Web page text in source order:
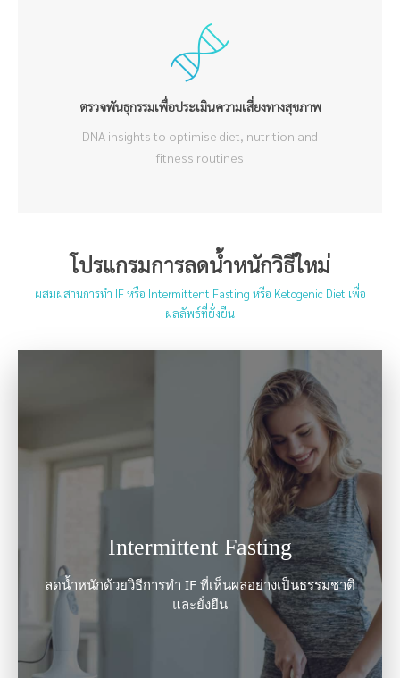
ตรวจพันธุกรรมเพื่อประเมินความเสี่ยงทางสุขภาพ
DNA insights to optimise diet, nutrition and
fitness routines
โปรแกรมการลดน้ำหนักวิธีใหม่
ผสมผสานการทำ IF หรือ Intermittent Fasting หรือ Ketogenic Diet เพื่อ
ผลลัพธ์ที่ยั่งยืน
Intermittent Fasting
ลดน้ำหนักด้วยวิธีการทำ IF ที่เห็นผลอย่างเป็นธรรมชาติ
และยั่งยืน